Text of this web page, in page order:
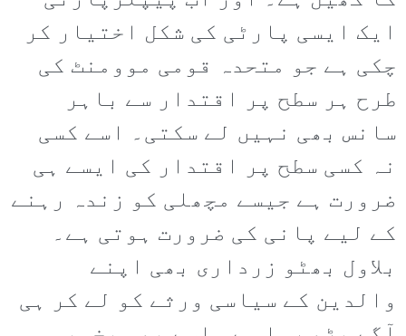
ایک ایسی پارٹی کی شکل اختیار کر
چکی ہے جو متحدہ قومی موومنٹ کی
طرح ہر سطح پر اقتدار سے باہر
سانس بھی نہیں لے سکتی۔ اسے کسی
نہ کسی سطح پر اقتدار کی ایسے ہی
ضرورت ہے جیسے مچھلی کو زندہ رہنے
کے لیے پانی کی ضرورت ہوتی ہے۔
بلاول بھٹو زرداری بھی اپنے
والدین کے سیاسی ورثے کو لے کر ہی